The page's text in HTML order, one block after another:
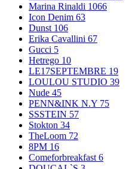
Marina Rinaldi 1066
Icon Denim 63
Dunst 106
Erika Cavallini 67
Gucci 5
Hetrego 10
LE17SEPTEMBRE 19
LOULOU STUDIO 39
Nude 45
PENN&INK N.Y 75
SSSTEIN 57
Stokton 34
TheLoom 72
8PM 16
Comeforbreakfast 6